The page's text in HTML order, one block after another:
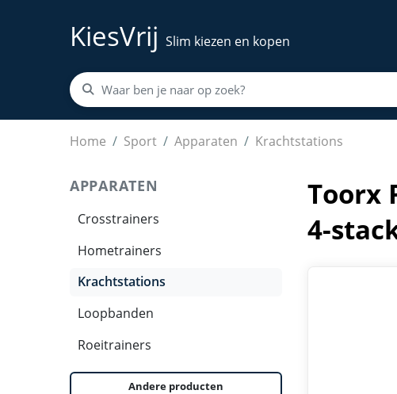
KiesVrij Slim kiezen en kopen
Home Sport Apparaten Krachtstations
Toorx Professional CSX-9000 Multi Jungle Crossover
APPARATEN
Crosstrainers
Hometrainers
Krachtstations
Loopbanden
Roeitrainers
Andere producten
Toorx
4-